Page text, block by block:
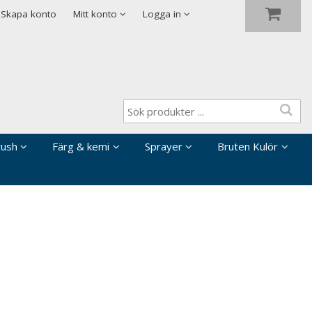
Skapa konto Mitt konto Logga in
Färg & kemi Sprayer
Bruten Kulör